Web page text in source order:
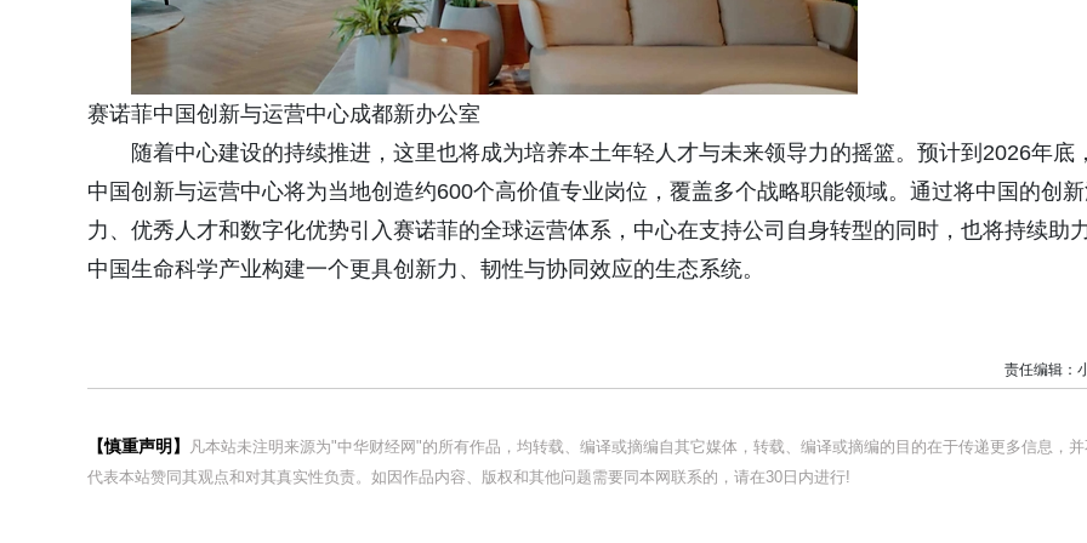
赛诺菲中国创新与运营中心成都新办公室
随着中心建设的持续推进，这里也将成为培养本土年轻人才与未来领导力的摇篮。预计到2026年底，
中国创新与运营中心将为当地创造约600个高价值专业岗位，覆盖多个战略职能领域。通过将中国的创
力、优秀人才和数字化优势引入赛诺菲的全球运营体系，中心在支持公司自身转型的同时，也将持续助
中国生命科学产业构建一个更具创新力、韧性与协同效应的生态系统。
责任编辑：
【慎重声明】
凡本站未注明来源为"中华财经网"的所有作品，均转载、编译或摘编自其它媒体，转载、编译或摘编的目的在于传递更多信息，并
代表本站赞同其观点和对其真实性负责。如因作品内容、版权和其他问题需要同本网联系的，请在30日内进行!